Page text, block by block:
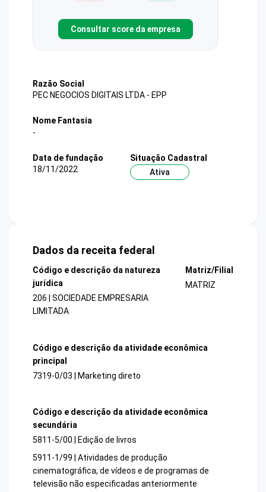
Consultar score da empresa
Razão Social
PEC NEGOCIOS DIGITAIS LTDA - EPP
Nome Fantasia
-
Data de fundação
18/11/2022
Situação Cadastral
Ativa
Dados da receita federal
Código e descrição da natureza
jurídica
206 | SOCIEDADE EMPRESARIA
LIMITADA
Matriz/Filial
MATRIZ
Código e descrição da atividade econômica
principal
7319-0/03 | Marketing direto
Código e descrição da atividade econômica
secundária
5811-5/00 | Edição de livros
5911-1/99 | Atividades de produção
cinematográfica, de vídeos e de programas de
televisão não especificadas anteriormente